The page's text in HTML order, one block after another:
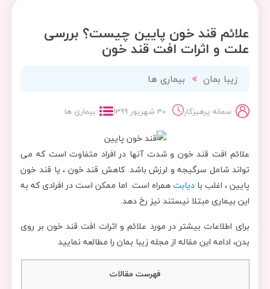
علائم قند خون پایین چیست؟ بررسی
علت و اثرات افت قند خون
زیبا بمان بیماری ها
سمانه پرهیزکار 30 شهریور 1399 بیماری ها
علائم افت قند خون و شدت آنها در افراد متفاوت است که می
تواند شامل سرگیجه و لرزش باشد. کاهش قند خون ، یا قند خون
پایین ، اغلب بادیابتهمراه است. اما ممکن است در افرادی که به
این بیماری مبتلا نیستند نیز رخ دهد.
برای اطلاعات بیشتر در مورد علائم و اثرات افت قند خون بر روی
بدن، ادامه این مقاله از مجله زیبا بمان را مطالعه نمایید
فهرست مقالات